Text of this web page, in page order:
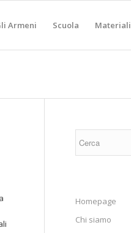
Armeni Scuola Materiali
Homepage
Chi siamo